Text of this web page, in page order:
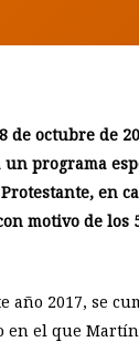
de octubre de
programa
en
motivo de los
año 2017, se
en el que